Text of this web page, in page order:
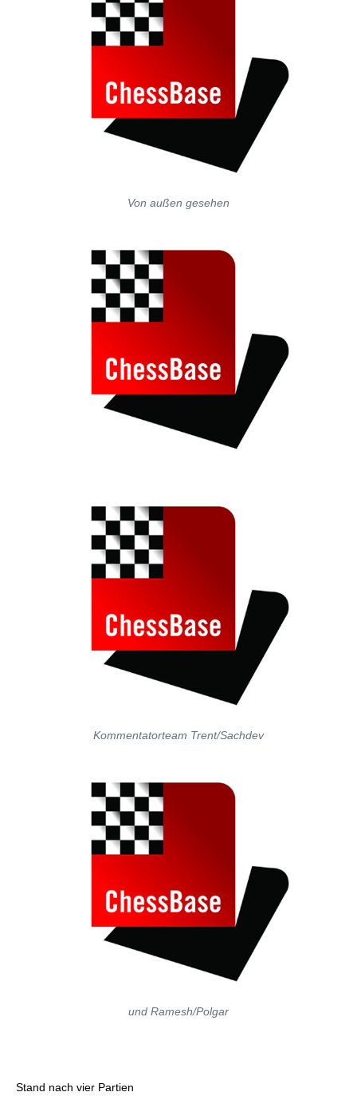
Von außen gesehen
Kommentatorteam Trent/Sachdev
und Ramesh/Polgar
Stand nach vier Partien